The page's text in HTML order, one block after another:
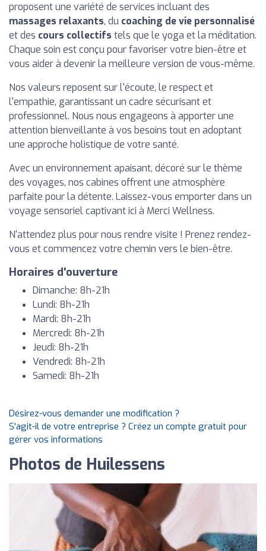
proposent une variété de services incluant des
massages relaxants, du coaching de vie personnalisé
et des cours collectifs tels que le yoga et la méditation.
Chaque soin est conçu pour favoriser votre bien-être et
vous aider à devenir la meilleure version de vous-même.
Nos valeurs reposent sur l'écoute, le respect et
l'empathie, garantissant un cadre sécurisant et
professionnel. Nous nous engageons à apporter une
attention bienveillante à vos besoins tout en adoptant
une approche holistique de votre santé.
Avec un environnement apaisant, décoré sur le thème
des voyages, nos cabines offrent une atmosphère
parfaite pour la détente. Laissez-vous emporter dans un
voyage sensoriel captivant ici à Merci Wellness.
N'attendez plus pour nous rendre visite ! Prenez rendez-
vous et commencez votre chemin vers le bien-être.
Horaires d'ouverture
Dimanche: 8h-21h
Lundi: 8h-21h
Mardi: 8h-21h
Mercredi: 8h-21h
Jeudi: 8h-21h
Vendredi: 8h-21h
Samedi: 8h-21h
Désirez-vous demander une modification ?
S'agit-il de votre entreprise ? Créez un compte gratuit pour
gérer vos informations
Photos de Huilessens